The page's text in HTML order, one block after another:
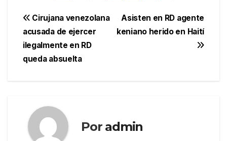
Navegación
de
entradas
Asisten en RD agente
keniano herido en Haití
Cirujana venezolana
acusada de ejercer
ilegalmente en RD
queda absuelta
Por admin